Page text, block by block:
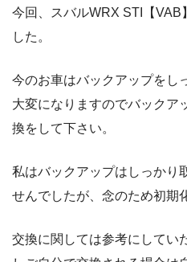
今回、スバルWRX STI【VAB
した。
今のお車はバックアップをし
大変になりますのでバックア
換をして下さい。
私はバックアップはしっかり
せんでしたが、念のため初期
交換に関しては参考にしてい